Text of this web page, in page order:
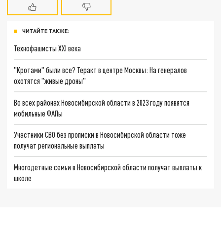
ЧИТАЙТЕ ТАКЖЕ:
Технофашисты XXI века
"Кротами" были все? Теракт в центре Москвы: На генералов
охотятся "живые дроны"
Во всех районах Новосибирской области в 2023 году появятся
мобильные ФАПы
Участники СВО без прописки в Новосибирской области тоже
получат региональные выплаты
Многодетные семьи в Новосибирской области получат выплаты к
школе